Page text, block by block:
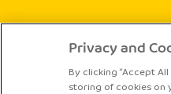
Privacy and
By clicking “Accept
storing of cookies on